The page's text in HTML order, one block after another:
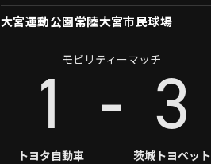
大宮運動公園常陸大宮市民球場
モビリティーマッチ
1
トヨタ自動車
- 3
茨城トヨペット